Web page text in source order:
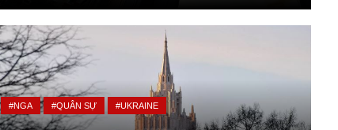
#NGA #QUÂN SỰ #UKRAINE